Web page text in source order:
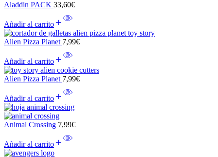
Aladdin PACK 33,60€
Añadir al carrito
Alien Pizza Planet 7,99€
Añadir al carrito
Alien Pizza Planet 7,99€
Añadir al carrito
Animal Crossing 7,99€
Añadir al carrito